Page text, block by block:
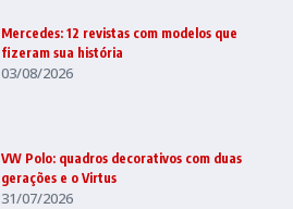
Mercedes: 12 revistas com modelos que
fizeram sua história
03/08/2026
VW Polo: quadros decorativos com duas
gerações e o Virtus
31/07/2026